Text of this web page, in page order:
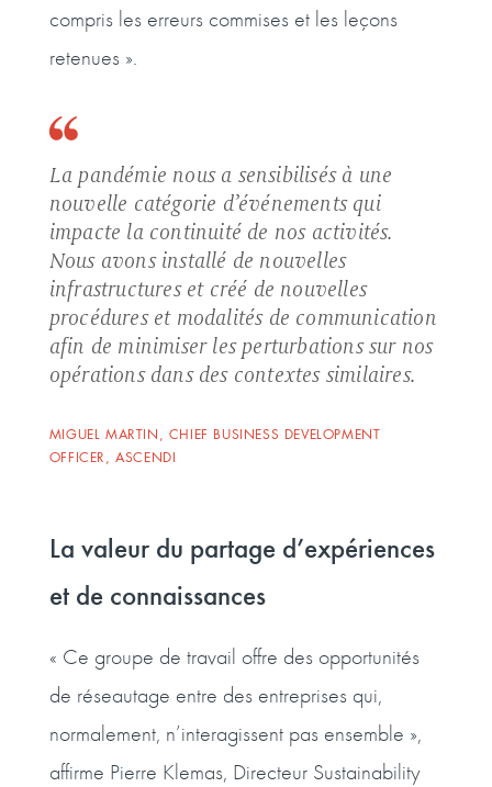
compris les erreurs commises et les leçons
retenues ».
La pandémie nous a sensibilisés à une
nouvelle catégorie d’événements qui
impacte la continuité de nos activités.
Nous avons installé de nouvelles
infrastructures et créé de nouvelles
procédures et modalités de communication
afin de minimiser les perturbations sur nos
opérations dans des contextes similaires.
MIGUEL MARTIN, CHIEF BUSINESS DEVELOPMENT
OFFICER, ASCENDI
La valeur du partage d’expériences
et de connaissances
« Ce groupe de travail offre des opportunités
de réseautage entre des entreprises qui,
normalement, n’interagissent pas ensemble »,
affirme Pierre Klemas, Directeur Sustainability